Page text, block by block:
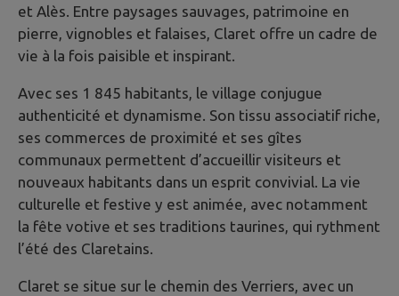
et Alès. Entre paysages sauvages, patrimoine en
pierre, vignobles et falaises, Claret offre un cadre de
vie à la fois paisible et inspirant.
Avec ses 1 845 habitants, le village conjugue
authenticité et dynamisme. Son tissu associatif riche,
ses commerces de proximité et ses gîtes
communaux permettent d’accueillir visiteurs et
nouveaux habitants dans un esprit convivial. La vie
culturelle et festive y est animée, avec notamment
la fête votive et ses traditions taurines, qui rythment
l’été des Claretains.
Claret se situe sur le chemin des Verriers, avec un